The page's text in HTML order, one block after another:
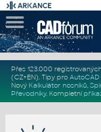
Přes 123.000
(CZ+EN). Tipy pro AutoCAD
Nový Kalkulátor nosníků,
Převodníky. Kompletní